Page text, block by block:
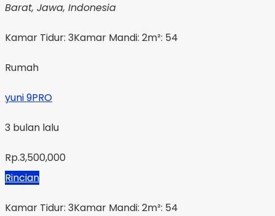
Barat, Jawa, Indonesia
Kamar Tidur: 3Kamar Mandi: 2m²: 54
Rumah
yuni 9PRO
3 bulan lalu
Rp.3,500,000
Rincian
Kamar Tidur: 3Kamar Mandi: 2m²: 54